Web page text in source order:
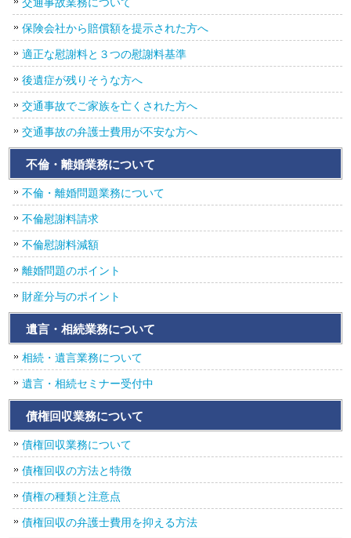
保険会社から賠償額を提示された方へ
適正な慰謝料と３つの慰謝料基準
後遺症が残りそうな方へ
交通事故でご家族を亡くされた方へ
交通事故の弁護士費用が不安な方へ
不倫・離婚業務について
不倫・離婚問題業務について
不倫慰謝料請求
不倫慰謝料減額
離婚問題のポイント
財産分与のポイント
遺言・相続業務について
相続・遺言業務について
遺言・相続セミナー受付中
債権回収業務について
債権回収業務について
債権回収の方法と特徴
債権の種類と注意点
債権回収の弁護士費用を抑える方法